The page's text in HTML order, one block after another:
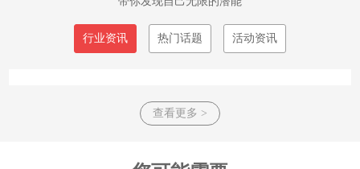
行业资讯 热门话题 活动资讯
查看更多 >